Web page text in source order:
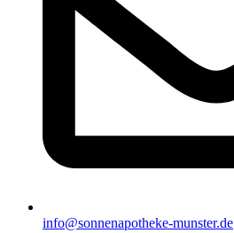
info@sonnenapotheke-munster.de